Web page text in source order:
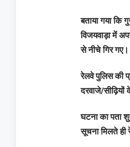
बताया गया कि
विजयवाड़ा में
से नीचे गिर गए।
रेलवे पुलिस की
दरवाजे/सीढ़ियों
घटना का पता
सूचना मिलते ही